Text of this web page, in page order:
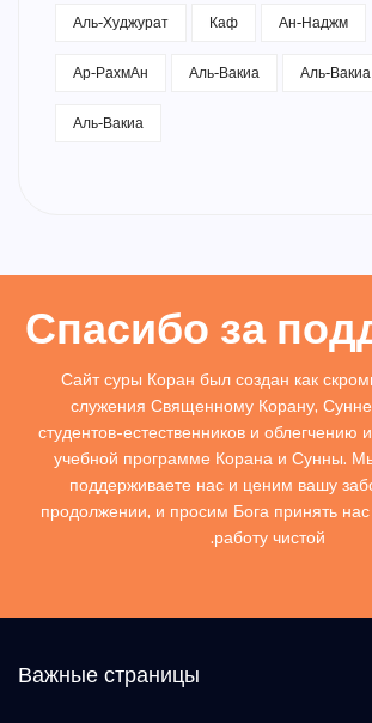
Аль-Худжурат
Каф
Ан-Наджм
Ар-РахмАн
Аль-Вакиа
Аль-Вакиа
Аль-Вакиа
Спасибо за
Сайт суры Коран был создан как
служения Священному Корану,
студентов-естественников и облегчению
учебной программе Корана и Сунны.
поддерживаете нас и ценим вашу
продолжении, и просим Бога принять
работу чистой.
Важные страницы